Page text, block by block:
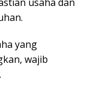
yang
wajib